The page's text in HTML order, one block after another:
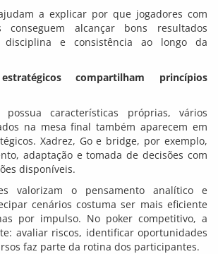
a explicar por que jogadores com
conseguem alcançar bons resultados
disciplina e consistência ao longo da
compartilham princípios
características próprias, vários
na mesa final também aparecem em
Xadrez, Go e bridge, por exemplo,
adaptação e tomada de decisões com
disponíveis.
valorizam o pensamento analítico e
cenários costuma ser mais eficiente
por impulso. No poker competitivo, a
avaliar riscos, identificar oportunidades
faz parte da rotina dos participantes.